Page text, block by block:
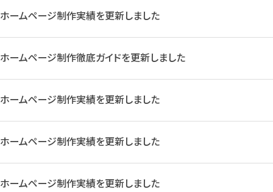
ホームページ制作実績を更新しました
ホームページ制作徹底ガイドを更新しました
ホームページ制作実績を更新しました
ホームページ制作実績を更新しました
ホームページ制作実績を更新しました